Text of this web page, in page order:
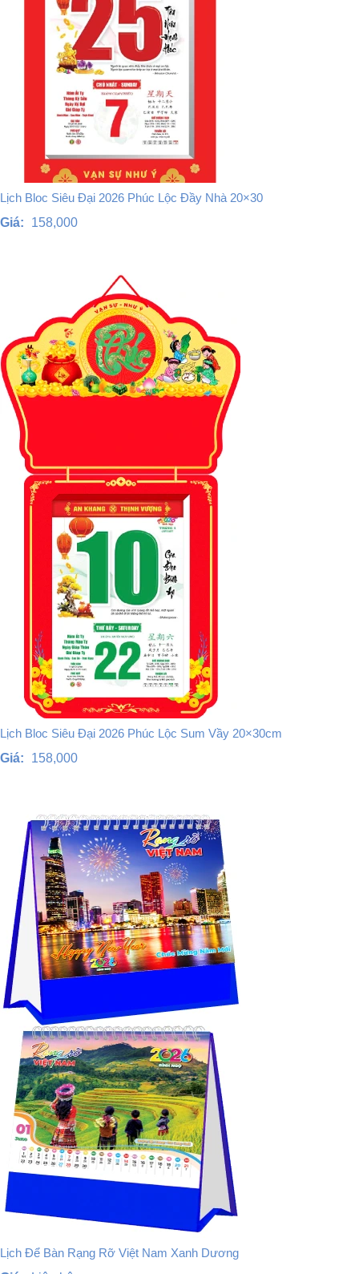
Lịch Bloc Siêu Đại 2026 Phúc Lộc Đầy Nhà 20×30
Giá:
158,000
Lịch Bloc Siêu Đại 2026 Phúc Lộc Sum Vầy 20×30cm
Giá:
158,000
Lịch Để Bàn Rạng Rỡ Việt Nam Xanh Dương